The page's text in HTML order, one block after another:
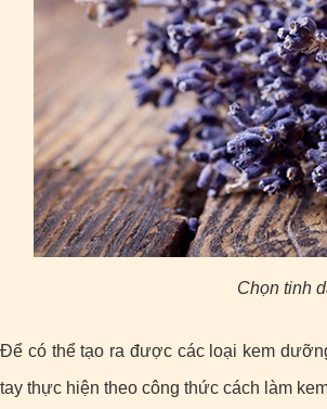
Chọn tinh
Để có thể tạo ra được các loại kem
tay thực hiện theo công thức cách làm